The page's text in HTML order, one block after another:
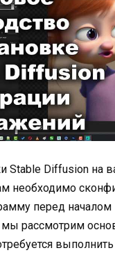
Stable Diffusion на
необходимо
перед началом
мы рассмотрим